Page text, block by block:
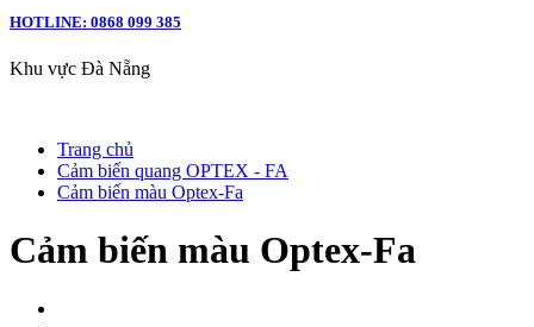
HOTLINE: 0868 099 385
Khu vực Đà Nẵng
Trang chủ
Cảm biến quang OPTEX - FA
Cảm biến màu Optex-Fa
Cảm biến màu Optex-Fa